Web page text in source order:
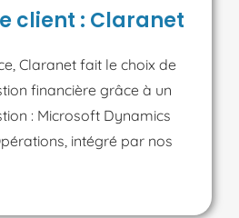
client : Claranet
Claranet fait le choix de
financière grâce à un
: Microsoft Dynamics
intégré par nos